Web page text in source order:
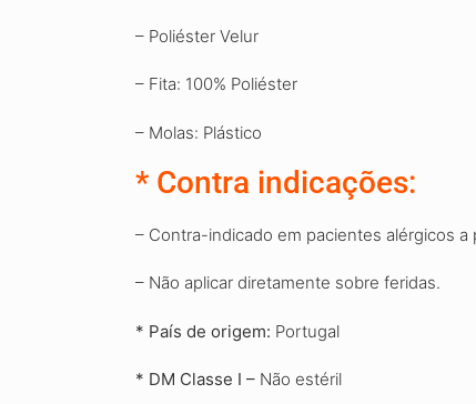
– Poliéster Velur
– Fita: 100% Poliéster
– Molas: Plástico
* Contra indicações:
– Contra-indicado em pacientes alérgicos a
– Não aplicar diretamente sobre feridas.
* País de origem: Portugal
* DM Classe I – Não estéril